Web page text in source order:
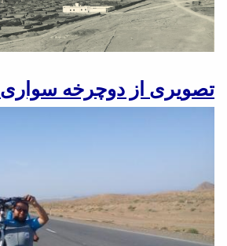
تصویری از دوچرخه سواری